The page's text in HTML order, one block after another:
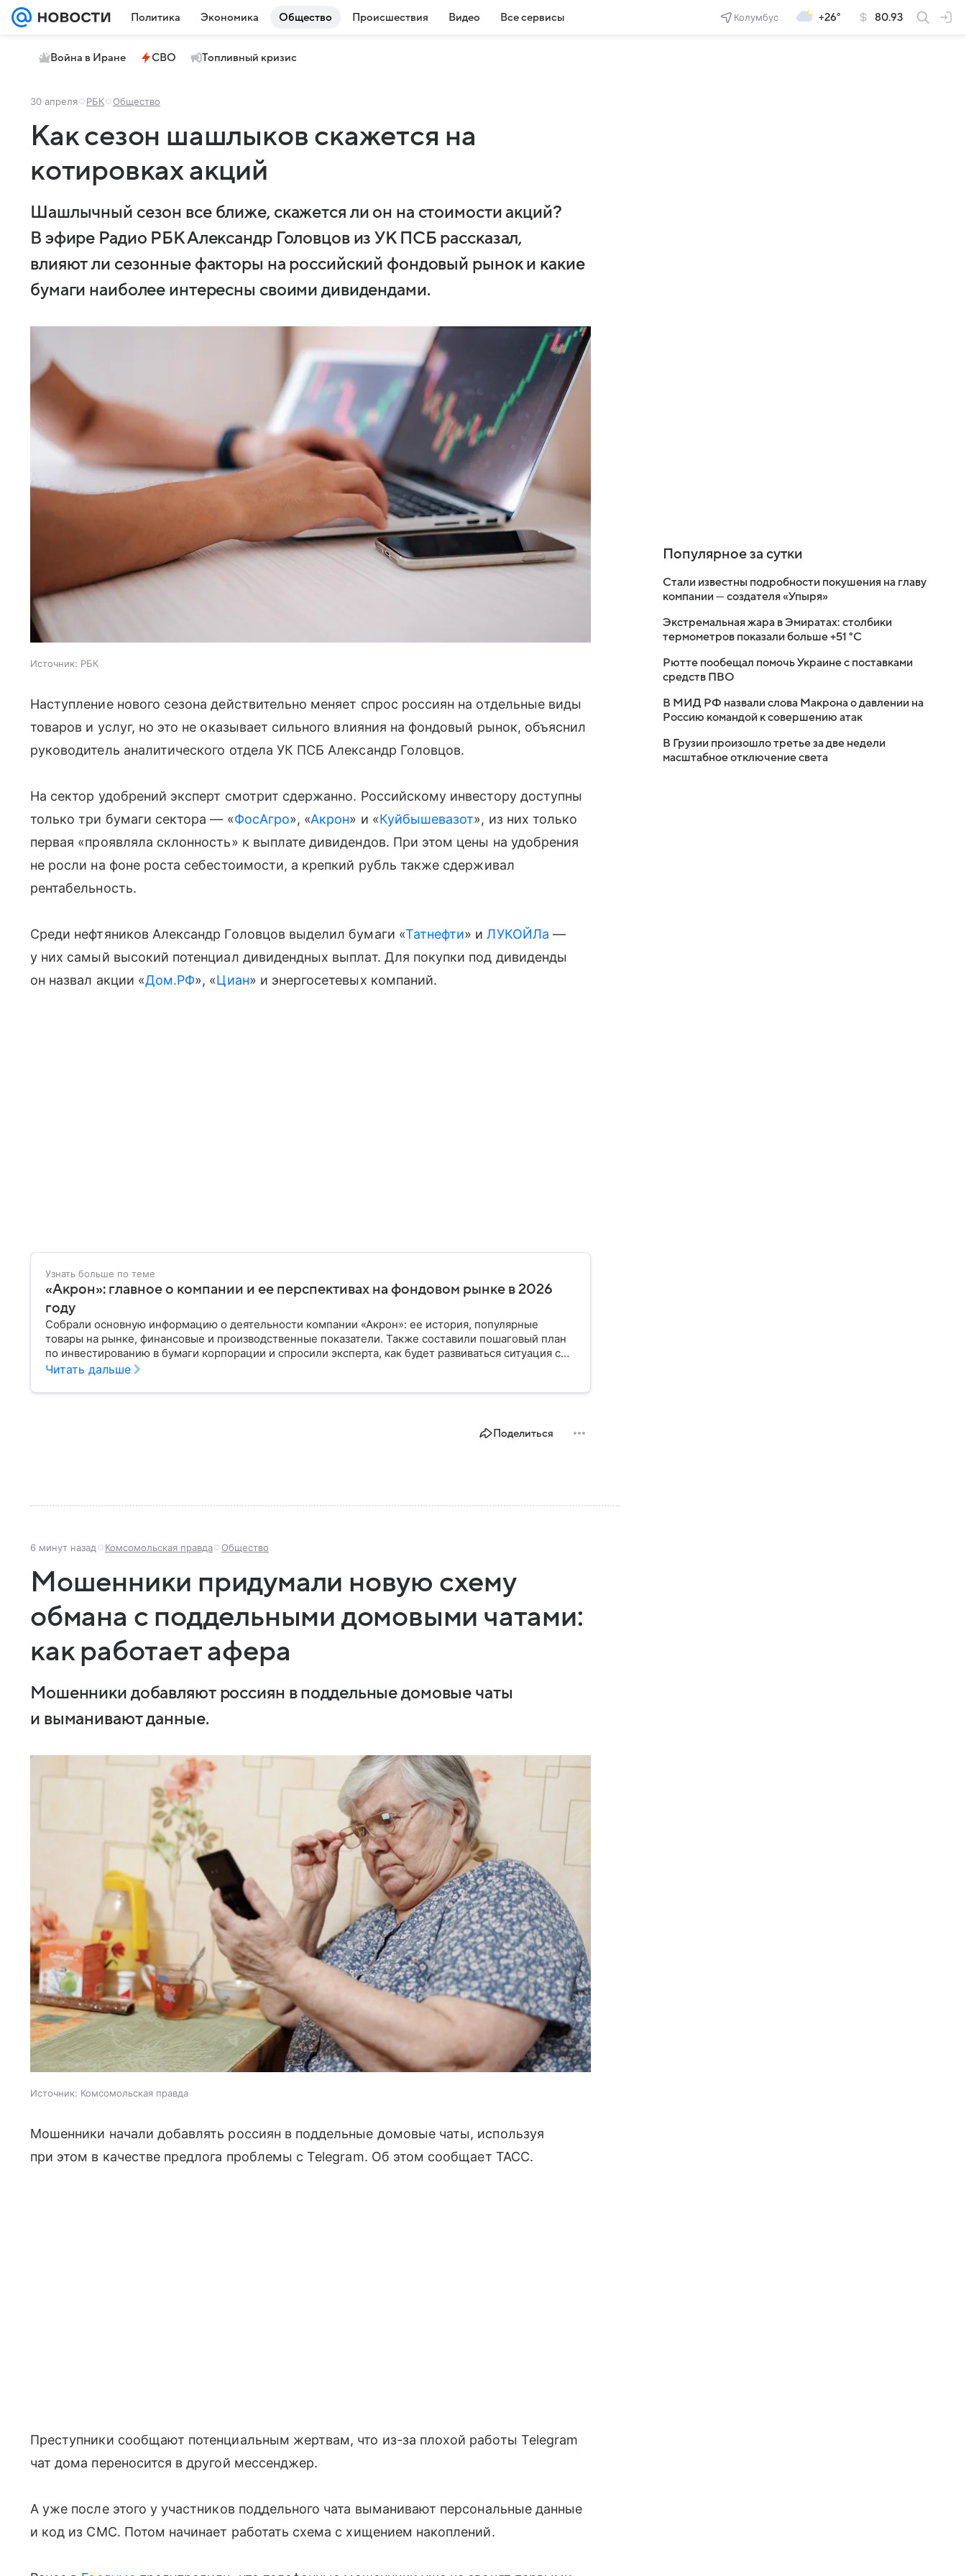
Политика Экономика Общество Происшествия Видео Все сервисы Колумбус +26° 80.93
Война в Иране СВО Топливный кризис
30 апреля РБК Общество
Как сезон шашлыков скажется на
котировках акций
Шашлычный сезон все ближе, скажется ли он на стоимости акций?
В эфире Радио РБК Александр Головцов из УК ПСБ рассказал,
влияют ли сезонные факторы на российский фондовый рынок и какие
бумаги наиболее интересны своими дивидендами.
Источник: РБК
Наступление нового сезона действительно меняет спрос россиян на отдельные виды
товаров и услуг, но это не оказывает сильного влияния на фондовый рынок, объяснил
руководитель аналитического отдела УК ПСБ Александр Головцов.
На сектор удобрений эксперт смотрит сдержанно. Российскому инвестору доступны
только три бумаги сектора — «ФосАгро», «Акрон» и «Куйбышевазот», из них только
первая «проявляла склонность» к выплате дивидендов. При этом цены на удобрения
не росли на фоне роста себестоимости, а крепкий рубль также сдерживал
рентабельность.
Среди нефтяников Александр Головцов выделил бумаги «Татнефти» иЛУКОЙЛа —
у них самый высокий потенциал дивидендных выплат. Для покупки под дивиденды
он назвал акции «Дом.РФ», «Циан» и энергосетевых компаний.
Узнать больше по теме
«Акрон»: главное о компании и ее перспективах на фондовом рынке в 2026
году
Собрали основную информацию о деятельности компании «Акрон»: ее история, популярные
товары на рынке, финансовые и производственные показатели. Также составили пошаговый план
по инвестированию в бумаги корпорации и спросили эксперта, как будет развиваться ситуация с
ее акциями в 2024 году.
Читать дальше
Поделиться
6 минут назад Комсомольская правда Общество
Мошенники придумали новую схему
обмана с поддельными домовыми чатами:
как работает афера
Мошенники добавляют россиян в поддельные домовые чаты
и выманивают данные.
Источник: Комсомольская правда
Мошенники начали добавлять россиян в поддельные домовые чаты, используя
при этом в качестве предлога проблемы с Telegram. Об этом сообщает ТАСС.
Преступники сообщают потенциальным жертвам, что из-за плохой работы Telegram
чат дома переносится в другой мессенджер.
А уже после этого у участников поддельного чата выманивают персональные данные
и код из СМС. Потом начинает работать схема с хищением накоплений.
Популярное за сутки
Стали известны подробности покушения на главу
компании — создателя «Упыря»
Экстремальная жара в Эмиратах: столбики
термометров показали больше +51 °C
Рютте пообещал помочь Украине с поставками
средств ПВО
В МИД РФ назвали слова Макрона о давлении на
Россию командой к совершению атак
В Грузии произошло третье за две недели
масштабное отключение света